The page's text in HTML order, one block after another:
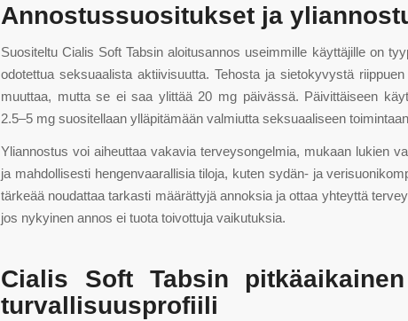
Annostussuositukset ja
Suositeltu Cialis Soft Tabsin aloitusannos useimmille käyttäjille on
odotettua seksuaalista aktiivisuutta. Tehosta ja sietokyvystä
muuttaa, mutta se ei saa ylittää 20 mg päivässä. Päivittäiseen
2.5–5 mg suositellaan ylläpitämään valmiutta seksuaaliseen
Yliannostus voi aiheuttaa vakavia terveysongelmia, mukaan lukien
ja mahdollisesti hengenvaarallisia tiloja, kuten sydän- ja
tärkeää noudattaa tarkasti määrättyjä annoksia ja ottaa yhteyttä
jos nykyinen annos ei tuota toivottuja vaikutuksia.
Cialis Soft Tabsin
turvallisuusprofiili